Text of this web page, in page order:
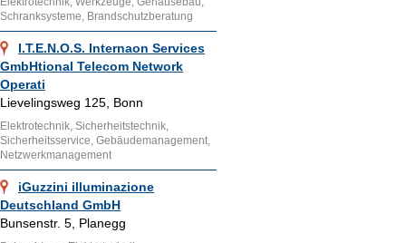
Schranksysteme, Brandschutzberatung
I.T.E.N.O.S. Internaon Services
GmbHtional Telecom Network
Operati
Lievelingsweg 125, Bonn
Elektrotechnik, Sicherheitstechnik,
Sicherheitsservice, Gebäudemanagement,
Netzwerkmanagement
iGuzzini illuminazione
Deutschland GmbH
Bunsenstr. 5, Planegg